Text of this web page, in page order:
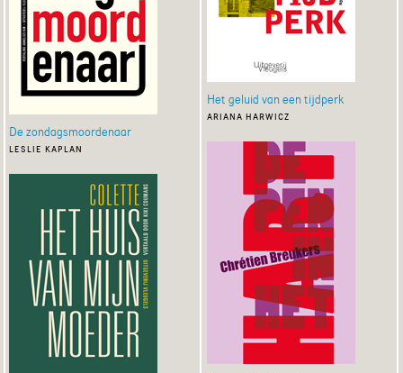
De zondagsmoordenaar
leslie kaplan
Het geluid van een tijdperk
ariana harwicz